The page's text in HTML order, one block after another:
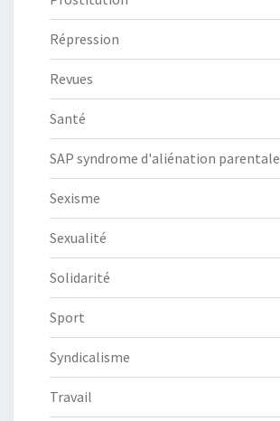
Répression
Revues
Santé
SAP syndrome d'aliénation parentale
Sexisme
Sexualité
Solidarité
Sport
Syndicalisme
Travail